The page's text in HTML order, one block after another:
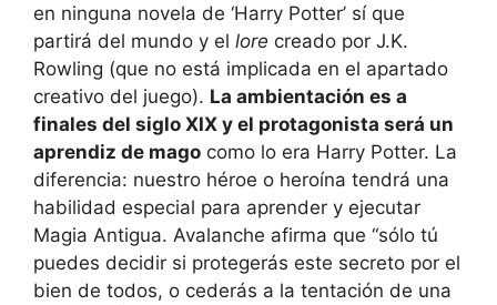
en ninguna novela de ‘Harry Potter’ sí que
partirá del mundo y el lore creado por J.K.
Rowling (que no está implicada en el apartado
creativo del juego). La ambientación es a
finales del siglo XIX y el protagonista será un
aprendiz de mago como lo era Harry Potter. La
diferencia: nuestro héroe o heroína tendrá una
habilidad especial para aprender y ejecutar
Magia Antigua. Avalanche afirma que “sólo tú
puedes decidir si protegerás este secreto por el
bien de todos, o cederás a la tentación de una